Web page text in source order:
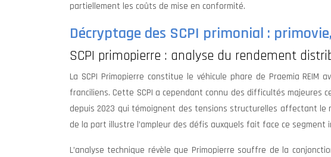
partiellement les coûts de mise en conformité.
Décryptage des SCPI primonial :
SCPI primopierre : analyse du rendement
La SCPI Primopierre constitue le véhicule phare de Praemia REIM
franciliens. Cette SCPI a cependant connu des difficultés majeures
depuis 2023 qui témoignent des tensions structurelles affectant le
de la part illustre l’ampleur des défis auxquels fait face ce segment
L’analyse technique révèle que Primopierre souffre de la